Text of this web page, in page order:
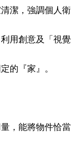
潔，強調個人衛
用創意及「視覺
的『家』。
，能將物件恰當